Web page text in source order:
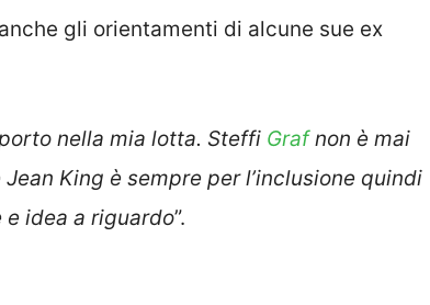
gli orientamenti di alcune sue ex
nella mia lotta. Steffi Grafnon è mai
King è sempre per l’inclusione quindi
idea a riguardo”.